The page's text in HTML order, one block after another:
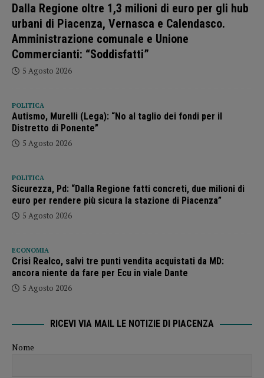
Dalla Regione oltre 1,3 milioni di euro per gli hub
urbani di Piacenza, Vernasca e Calendasco.
Amministrazione comunale e Unione
Commercianti: “Soddisfatti”
5 Agosto 2026
POLITICA
Autismo, Murelli (Lega): “No al taglio dei fondi per il
Distretto di Ponente”
5 Agosto 2026
POLITICA
Sicurezza, Pd: “Dalla Regione fatti concreti, due milioni di
euro per rendere più sicura la stazione di Piacenza”
5 Agosto 2026
ECONOMIA
Crisi Realco, salvi tre punti vendita acquistati da MD:
ancora niente da fare per Ecu in viale Dante
5 Agosto 2026
RICEVI VIA MAIL LE NOTIZIE DI PIACENZA
Nome